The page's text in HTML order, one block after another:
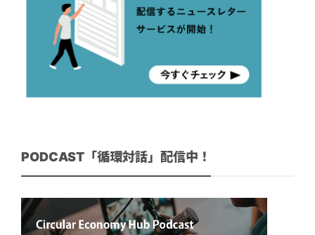
PODCAST「循環対話」配信中！